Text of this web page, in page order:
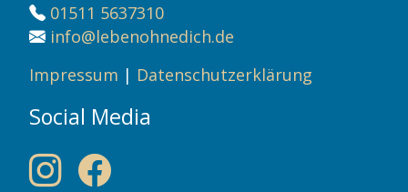
01511 5637310
info@lebenohnedich.de
Impressum | Datenschutzerklärung
Social Media